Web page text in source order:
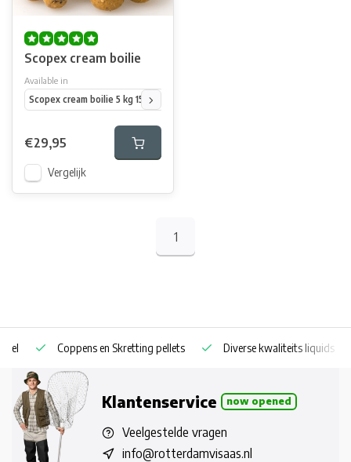
Scopex cream boilie
Available in
Scopex cream boilie 5 kg 15 mm
€29,95
Vergelijk
1
Coppens en Skretting pellets Diverse kwaliteits liquids
Klantenservice now opened
Veelgestelde vragen
info@rotterdamvisaas.nl